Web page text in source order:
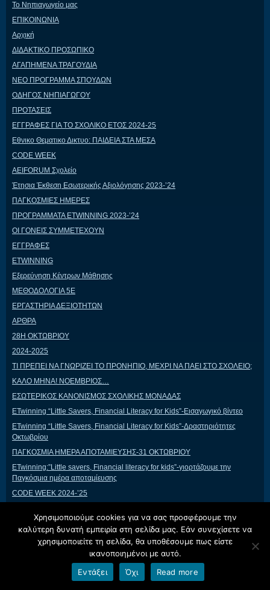
Το Νηπιαγωγείο μας
ΕΠΙΚΟΙΝΩΝΙΑ
Αρχική
ΔΙΔΑΚΤΙΚΟ ΠΡΟΣΩΠΙΚΟ
ΑΓΑΠΗΜΕΝΑ ΤΡΑΓΟΥΔΙΑ
ΝΕΟ ΠΡΟΓΡΑΜΜΑ ΣΠΟΥΔΩΝ
ΟΔΗΓΟΣ ΝΗΠΙΑΓΩΓΟΥ
ΠΡΟΤΑΣΕΙΣ
ΕΓΓΡΑΦΕΣ ΓΙΑ ΤΟ ΣΧΟΛΙΚΟ ΕΤΟΣ 2024-25
Εθνικο Θεματικο Δικτυο: ΠΑΙΔΕΙΑ ΣΤΑ ΜΕΣΑ
CODE WEEK
AEIFORUM Σχολείο
Έτησια Έκθεση Εσωτερικής Αξιολόγησης 2023-’24
ΠΑΓΚΟΣΜΙΕΣ ΗΜΕΡΕΣ
ΠΡΟΓΡΑΜΜΑΤΑ ETWINNING 2023-’24
ΟΙ ΓΟΝΕΙΣ ΣΥΜΜΕΤΕΧΟΥΝ
ΕΓΓΡΑΦΕΣ
ETWINNING
Εξερεύνηση Κέντρων Μάθησης
ΜΕΘΟΔΟΛΟΓΙΑ 5Ε
ΕΡΓΑΣΤΗΡΙΑ ΔΕΞΙΟΤΗΤΩΝ
ΑΡΘΡΑ
28Η ΟΚΤΩΒΡΙΟΥ
2024-2025
ΤΙ ΠΡΕΠΕΙ ΝΑ ΓΝΩΡΙΖΕΙ ΤΟ ΠΡΟΝΗΠΙΟ, ΜΕΧΡΙ ΝΑ ΠΑΕΙ ΣΤΟ ΣΧΟΛΕΙΟ;
ΚΑΛΟ ΜΗΝΑ! ΝΟΕΜΒΡΙΟΣ…
ΕΣΩΤΕΡΙΚΟΣ ΚΑΝΟΝΙΣΜΟΣ ΣΧΟΛΙΚΗΣ ΜΟΝΑΔΑΣ
ΕTwinning “Little Savers, Financial Literacy for Kids”-Εισαγωγικό βίντεο
ΕTwinning “Little Savers, Financial Literacy for Kids”-Δραστηριότητες
Οκτωβρίου
ΠΑΓΚΟΣΜΙΑ ΗΜΕΡΑ ΑΠΟΤΑΜΙΕΥΣΗΣ-31 ΟΚΤΩΒΡΙΟΥ
ETwinning:”Little savers, Financial literacy for kids”-γιορτάζουμε την
Παγκόσμια ημέρα αποταμίευσης
CODE WEEK 2024-’25
ΔΡΑΣΕΙΣ
ΕΣΩΤΕΡΙΚΗ ΑΞΙΟΛΟΓΗΣΗ ΣΧΟΛΙΚΗΣ ΜΟΝΑΔΑΣ
ΠΑΓΚΟΣΜΙΑ ΗΜΕΡΑ ΓΙΑ ΤΑ ΔΙΚΑΙΩΜΑΤΑ ΤΟΥ ΠΑΙΔΙΟΥ
Χρησιμοποιούμε cookies για να σας προσφέρουμε την
καλύτερη δυνατή εμπειρία στη σελίδα μας. Εάν συνεχίσετε να
χρησιμοποιείτε τη σελίδα, θα υποθέσουμε πως είστε
ικανοποιημένοι με αυτό.
Εντάξει
Όχι Read more